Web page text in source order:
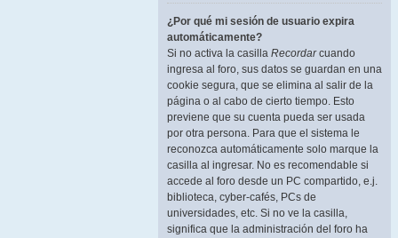
¿Por qué mi sesión de usuario expira
automáticamente?
Si no activa la casilla Recordarcuando
ingresa al foro, sus datos se guardan en una
cookie segura, que se elimina al salir de la
página o al cabo de cierto tiempo. Esto
previene que su cuenta pueda ser usada
por otra persona. Para que el sistema le
reconozca automáticamente solo marque la
casilla al ingresar. No es recomendable si
accede al foro desde un PC compartido, e.j.
biblioteca, cyber-cafés, PCs de
universidades, etc. Si no ve la casilla,
significa que la administración del foro ha